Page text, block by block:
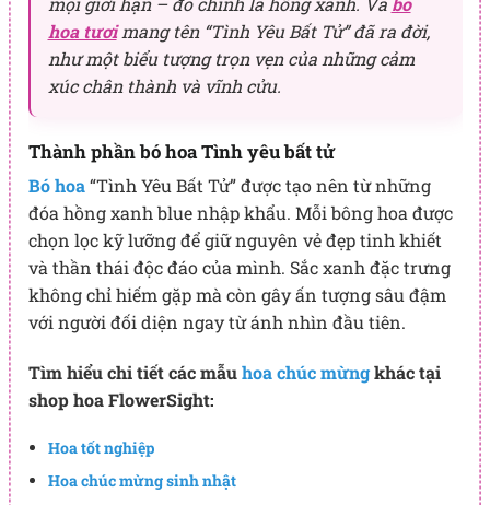
hoa tươimang tên “Tình Yêu Bất Tử” đã ra đời,
như một biểu tượng trọn vẹn của những cảm
xúc chân thành và vĩnh cửu.
Thành phần bó hoa Tình yêu bất tử
Bó hoa“Tình Yêu Bất Tử” được tạo nên từ những
đóa hồng xanh blue nhập khẩu. Mỗi bông hoa được
chọn lọc kỹ lưỡng để giữ nguyên vẻ đẹp tinh khiết
và thần thái độc đáo của mình. Sắc xanh đặc trưng
không chỉ hiếm gặp mà còn gây ấn tượng sâu đậm
với người đối diện ngay từ ánh nhìn đầu tiên.
Tìm hiểu chi tiết các mẫuhoa chúc mừngkhác tại
shop hoa FlowerSight:
Hoa tốt nghiệp
Hoa chúc mừng sinh nhật